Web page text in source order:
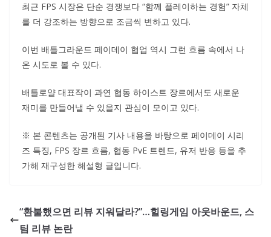
최근 FPS 시장은 단순 경쟁보다 “함께 플레이하는 경험” 자체
를 더 강조하는 방향으로 조금씩 변하고 있다.
이번 배틀그라운드 페이데이 협업 역시 그런 흐름 속에서 나
온 시도로 볼 수 있다.
배틀로얄 대표작이 과연 협동 하이스트 장르에서도 새로운
재미를 만들어낼 수 있을지 관심이 모이고 있다.
※ 본 콘텐츠는 공개된 기사 내용을 바탕으로 페이데이 시리
즈 특징, FPS 장르 흐름, 협동 PvE 트렌드, 유저 반응 등을 추
가해 재구성한 해설형 글입니다.
“환불했으면 리뷰 지워달라?”…힐링게임 아웃바운드, 스
팀 리뷰 논란